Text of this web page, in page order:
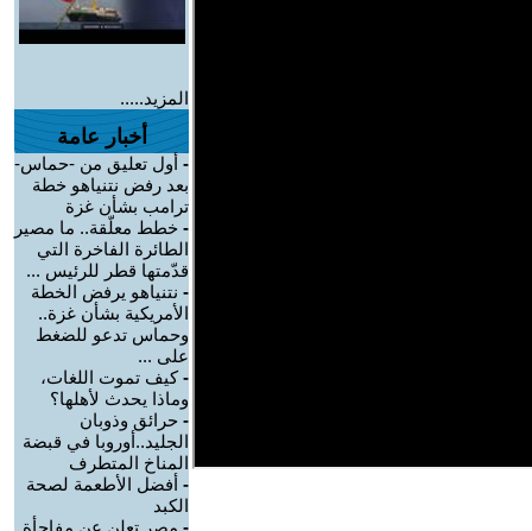
المزيد.....
أخبار عامة
- أول تعليق من -حماس-
بعد رفض نتنياهو خطة
ترامب بشأن غزة
- خطط معلّقة.. ما مصير
الطائرة الفاخرة التي
قدّمتها قطر للرئيس ...
- نتنياهو يرفض الخطة
الأمريكية بشأن غزة..
وحماس تدعو للضغط
على ...
-كيف تموت اللغات،
وماذا يحدث لأهلها؟
- حرائق وذوبان
الجليد..أوروبا في قبضة
المناخ المتطرف
- أفضل الأطعمة لصحة
الكبد
- مصر تعلن عن مفاجأة